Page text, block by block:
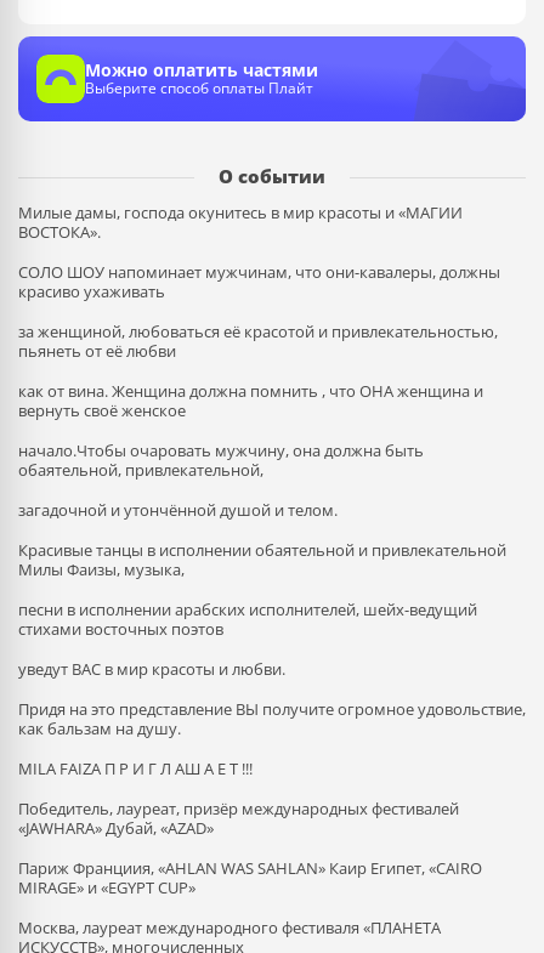
Можно оплатить частями
Выберите способ оплаты Плайт
О событии
Милые дамы, господа окунитесь в мир красоты и «МАГИИ
ВОСТОКА».
СОЛО ШОУ напоминает мужчинам, что они-кавалеры, должны
красиво ухаживать
за женщиной, любоваться её красотой и привлекательностью,
пьянеть от её любви
как от вина. Женщина должна помнить , что ОНА женщина и
вернуть своё женское
начало.Чтобы очаровать мужчину, она должна быть
обаятельной, привлекательной,
загадочной и утончённой душой и телом.
Красивые танцы в исполнении обаятельной и привлекательной
Милы Фаизы, музыка,
песни в исполнении арабских исполнителей, шейх-ведущий
стихами восточных поэтов
уведут ВАС в мир красоты и любви.
Придя на это представление ВЫ получите огромное удовольствие,
как бальзам на душу.
MILA FAIZA П Р И Г Л АШ А Е Т !!!
Победитель, лауреат, призёр международных фестивалей
«JAWHARA» Дубай, «AZAD»
Париж Франциия, «AHLAN WAS SAHLAN» Каир Египет, «CAIRO
MIRAGE» и «EGYPT CUP»
Москва, лауреат международного фестиваля «ПЛАНЕТА
ИСКУССТВ», многочисленных